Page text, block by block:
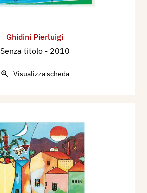
Ghidini Pierluigi
Senza titolo - 2010
Visualizza scheda